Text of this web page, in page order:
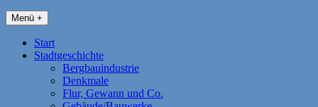
Menü +
Start
Stadtgeschichte
Bergbauindustrie
Denkmale
Flur, Gewann und Co.